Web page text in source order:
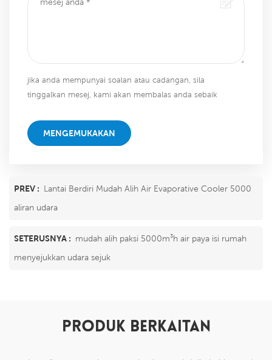
jika anda mempunyai soalan atau cadangan, sila
tinggalkan mesej, kami akan membalas anda sebaik
MENGEMUKAKAN
PREV : Lantai Berdiri Mudah Alih Air Evaporative Cooler 5000
aliran udara
SETERUSNYA : mudah alih paksi 5000m³h air paya isi rumah
menyejukkan udara sejuk
PRODUK BERKAITAN